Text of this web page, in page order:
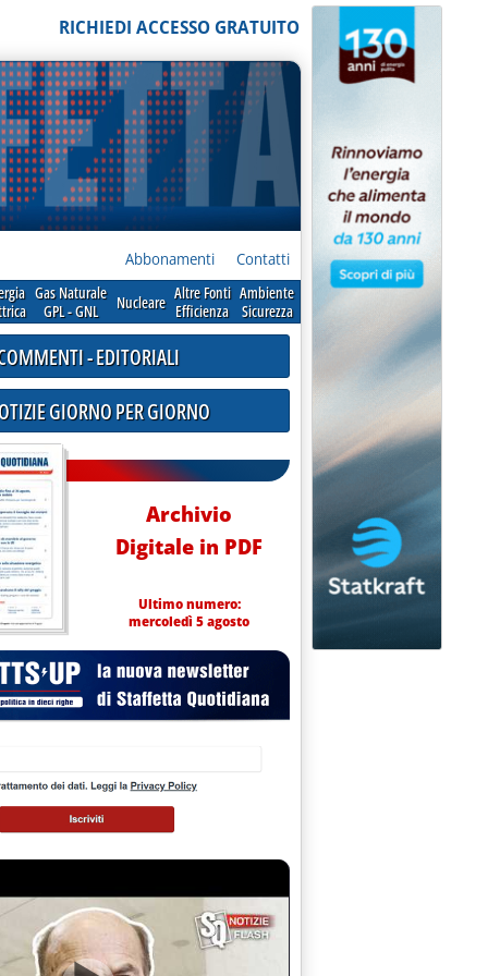
RICHIEDI ACCESSO GRATUITO
Abbonamenti Contatti
Gas Naturale
GPL - GNL
Nucleare Altre Fonti
Efficienza
Ambiente
Sicurezza
- EDITORIALI
GIORNO PER GIORNO
Archivio
Digitale in PDF
Ultimo numero:
mercoledì 5 agosto